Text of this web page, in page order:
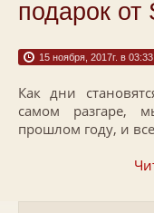
подарок от
15 ноября, 2017г. в 03:33
Как дни
самом разгаре,
прошлом году, и